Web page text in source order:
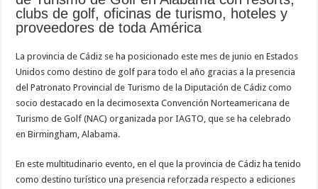
clubs de golf, oficinas de turismo, hoteles y
proveedores de toda América
La provincia de Cádiz se ha posicionado este mes de junio en Estados
Unidos como destino de golf para todo el año gracias a la presencia
del Patronato Provincial de Turismo de la Diputación de Cádiz como
socio destacado en la decimosexta Convención Norteamericana de
Turismo de Golf (NAC) organizada por IAGTO, que se ha celebrado
en Birmingham, Alabama.
En este multitudinario evento, en el que la provincia de Cádiz ha tenido
como destino turístico una presencia reforzada respecto a ediciones